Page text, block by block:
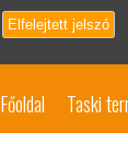
Elfelejtett jelszó
Főoldal Taski